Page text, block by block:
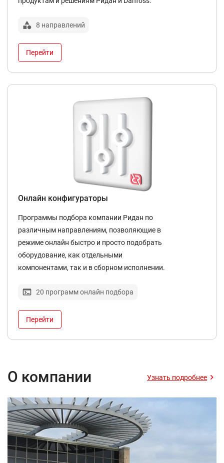
8 направлений
Перейти
Онлайн конфигураторы
Программы подбора компании Ридан по
различным направлениям, позволяющие в
режиме онлайн быстро и просто подобрать
оборудование, как отдельными
компонентами, так и в сборном исполнении.
20 программ онлайн подбора
Перейти
О компании Узнать подробнее